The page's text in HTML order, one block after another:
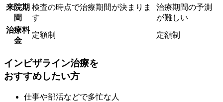
来院期
間
検査の時点で治療期間が決まりま
す
治療期間の予測
が難しい
治療料
金
定額制 定額制
インビザライン治療を
おすすめしたい方
仕事や部活などで多忙な人